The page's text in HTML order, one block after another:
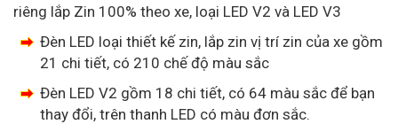
riêng lắp Zin 100% theo xe, loại LED V2 và LED V3
Đèn LED loại thiết kế zin, lắp zin vị trí zin của xe gồm
21 chi tiết, có 210 chế độ màu sắc
Đèn LED V2 gồm 18 chi tiết, có 64 màu sắc để bạn
thay đổi, trên thanh LED có màu đơn sắc.